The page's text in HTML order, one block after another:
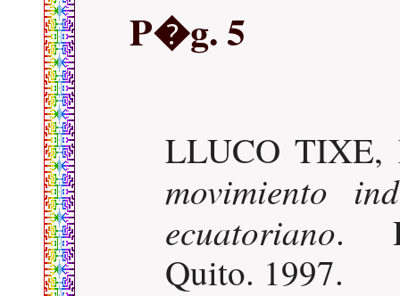
P�g. 5
LLUCO
movimiento
ecuatoriano.
Quito. 1997.